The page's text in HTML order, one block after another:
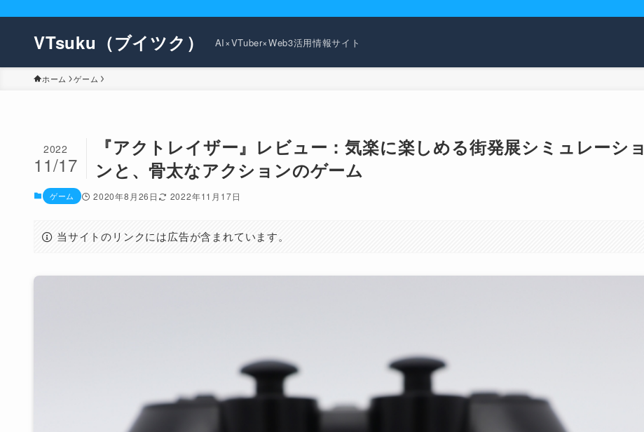
VTsuku（ブイツク） AI×VTuber×Web3活用情報サイト
ホーム ゲーム
『アクトレイザー』レビュー：気楽に楽しめる街発展シミュレーショ
ンと、骨太なアクションのゲーム
2022
11/17
ゲーム 2020年8月26日 2022年11月17日
当サイトのリンクには広告が含まれています。